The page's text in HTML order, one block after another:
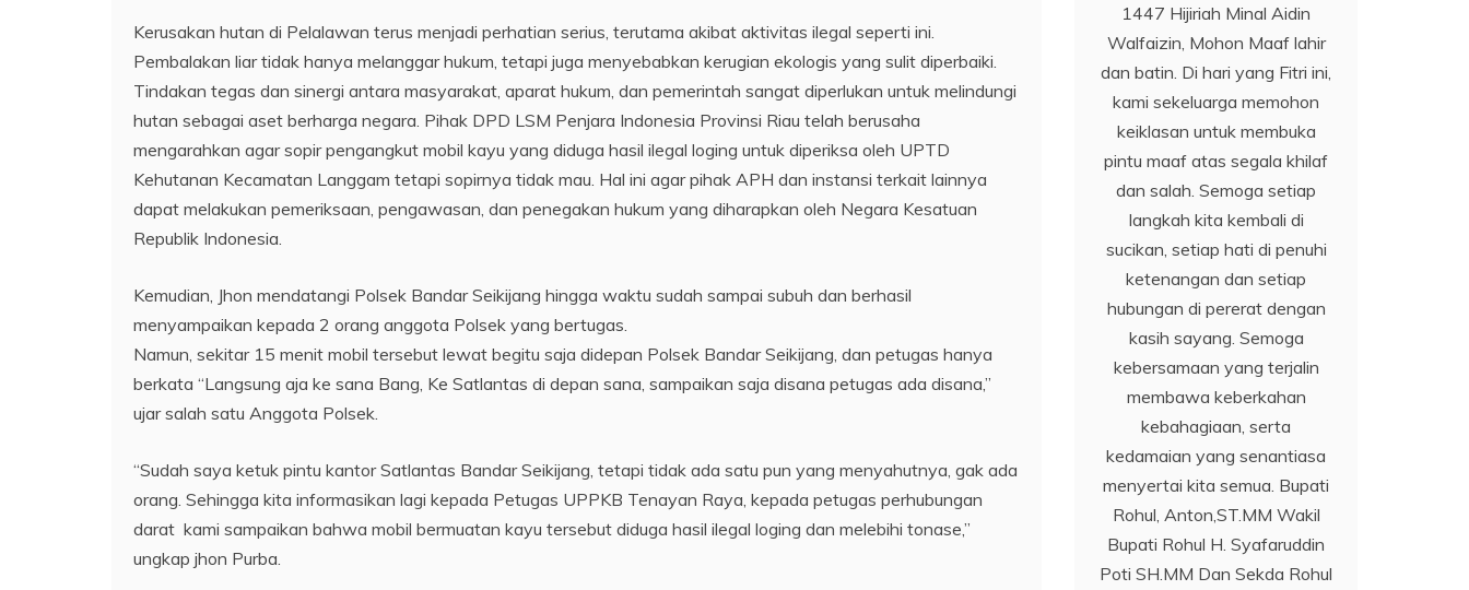
Kerusakan hutan di Pelalawan terus menjadi perhatian serius, terutama akibat aktivitas ilegal seperti ini.
Pembalakan liar tidak hanya melanggar hukum, tetapi juga menyebabkan kerugian ekologis yang sulit diperbaiki.
Tindakan tegas dan sinergi antara masyarakat, aparat hukum, dan pemerintah sangat diperlukan untuk melindungi
hutan sebagai aset berharga negara. Pihak DPD LSM Penjara Indonesia Provinsi Riau telah berusaha
mengarahkan agar sopir pengangkut mobil kayu yang diduga hasil ilegal loging untuk diperiksa oleh UPTD
Kehutanan Kecamatan Langgam tetapi sopirnya tidak mau. Hal ini agar pihak APH dan instansi terkait lainnya
dapat melakukan pemeriksaan, pengawasan, dan penegakan hukum yang diharapkan oleh Negara Kesatuan
Republik Indonesia.
Kemudian, Jhon mendatangi Polsek Bandar Seikijang hingga waktu sudah sampai subuh dan berhasil
menyampaikan kepada 2 orang anggota Polsek yang bertugas.
Namun, sekitar 15 menit mobil tersebut lewat begitu saja didepan Polsek Bandar Seikijang, dan petugas hanya
berkata “Langsung aja ke sana Bang, Ke Satlantas di depan sana, sampaikan saja disana petugas ada disana,”
ujar salah satu Anggota Polsek.
“Sudah saya ketuk pintu kantor Satlantas Bandar Seikijang, tetapi tidak ada satu pun yang menyahutnya, gak ada
orang. Sehingga kita informasikan lagi kepada Petugas UPPKB Tenayan Raya, kepada petugas perhubungan
darat kami sampaikan bahwa mobil bermuatan kayu tersebut diduga hasil ilegal loging dan melebihi tonase,”
ungkap jhon Purba.
1447 Hijiriah Minal Aidin
Walfaizin, Mohon Maaf lahir
dan batin. Di hari yang Fitri ini,
kami sekeluarga memohon
keiklasan untuk membuka
pintu maaf atas segala khilaf
dan salah. Semoga setiap
langkah kita kembali di
sucikan, setiap hati di penuhi
ketenangan dan setiap
hubungan di pererat dengan
kasih sayang. Semoga
kebersamaan yang terjalin
membawa keberkahan
kebahagiaan, serta
kedamaian yang senantiasa
menyertai kita semua. Bupati
Rohul, Anton,ST.MM Wakil
Bupati Rohul H. Syafaruddin
Poti SH.MM Dan Sekda Rohul